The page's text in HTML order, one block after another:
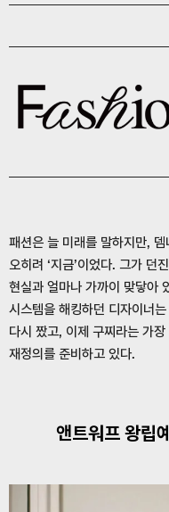
패션은 늘 미래를 말하지만,
오히려 ‘지금’이었다. 그가 던
현실과 얼마나 가까이 맞닿아
시스템을 해킹하던 디자이너
다시 짰고, 이제 구찌라는 가
재정의를 준비하고 있다.
앤트워프 왕립